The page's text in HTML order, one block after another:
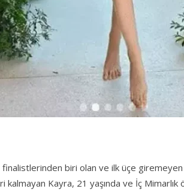
finalistlerinden biri olan ve ilk üçe giremeyen
kalmayan Kayra, 21 yaşında ve İç